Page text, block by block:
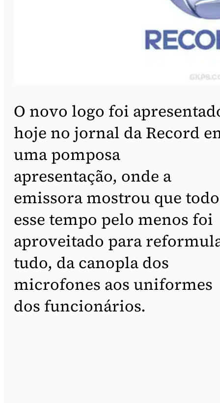
O novo logo foi
hoje no jornal da Record
uma pomposa
apresentação, onde a
emissora mostrou que todo
esse tempo pelo menos foi
aproveitado para
tudo, da canopla dos
microfones aos uniformes
dos funcionários.